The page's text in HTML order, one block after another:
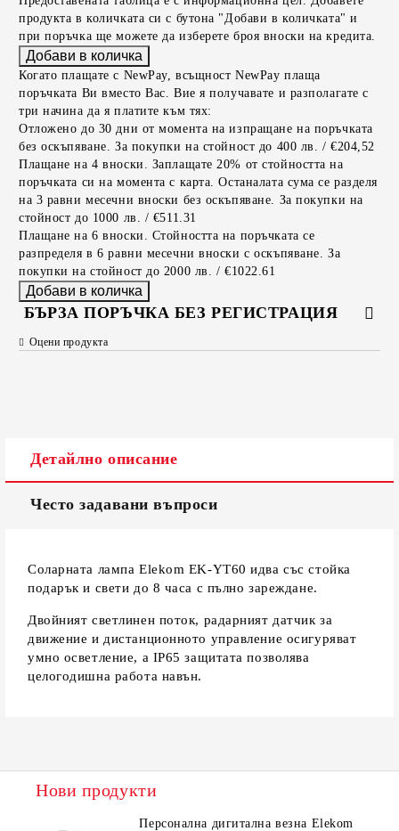
продукта в количката си с бутона "Добави в количката" и
при поръчка ще можете да изберете броя вноски на кредита.
Когато плащате с NewPay, всъщност NewPay плаща
поръчката Ви вместо Вас. Вие я получавате и разполагате с
три начина да я платите към тях:
Отложено до 30 дни от момента на изпращане на поръчката
без оскъпяване. За покупки на стойност до 400 лв. / €204,52
Плащане на 4 вноски. Заплащате 20% от стойността на
поръчката си на момента с карта. Останалата сума се разделя
на 3 равни месечни вноски без оскъпяване. За покупки на
стойност до 1000 лв. / €511.31
Плащане на 6 вноски. Стойността на поръчката се
разпределя в 6 равни месечни вноски с оскъпяване. За
покупки на стойност до 2000 лв. / €1022.61
БЪРЗА ПОРЪЧКА БЕЗ РЕГИСТРАЦИЯ
Съгласен съм с
Ние ще се свържем с вас в рамките на работния ден.
Оцени продукта
Детайлно описание
Често задавани въпроси
Соларната лампа Elekom EK-YT60 идва със стойка
подарък и свети до 8 часа с пълно зареждане.
Двойният светлинен поток, радарният датчик за
движение и дистанционното управление осигуряват
умно осветление, а IP65 защитата позволява
целогодишна работа навън.
Нови продукти
Персонална дигитална везна Elekom